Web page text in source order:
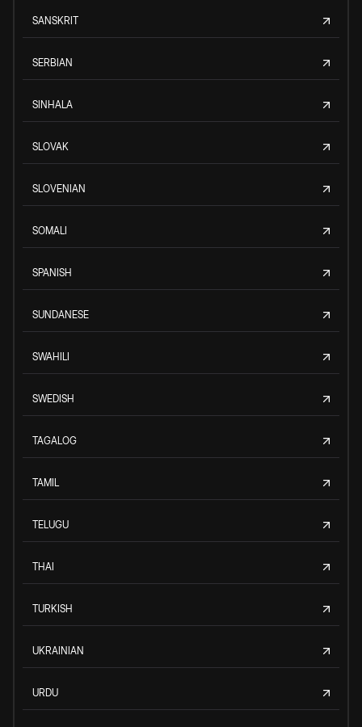
SANSKRIT
SERBIAN
SINHALA
SLOVAK
SLOVENIAN
SOMALI
SPANISH
SUNDANESE
SWAHILI
SWEDISH
TAGALOG
TAMIL
TELUGU
THAI
TURKISH
UKRAINIAN
URDU